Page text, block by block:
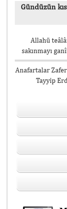
Gündüzün
Allahü
sakınmayı
Anafartalar
Tayyip